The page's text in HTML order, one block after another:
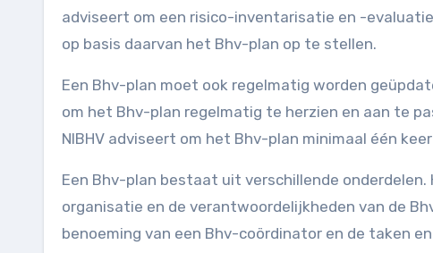
adviseert om een risico-inventarisatie en -
op basis daarvan het Bhv-plan op te stellen.
Een Bhv-plan moet ook regelmatig worden
om het Bhv-plan regelmatig te herzien en aan te
NIBHV adviseert om het Bhv-plan minimaal één
Een Bhv-plan bestaat uit verschillende
organisatie en de verantwoordelijkheden van de
benoeming van een Bhv-coördinator en de taken